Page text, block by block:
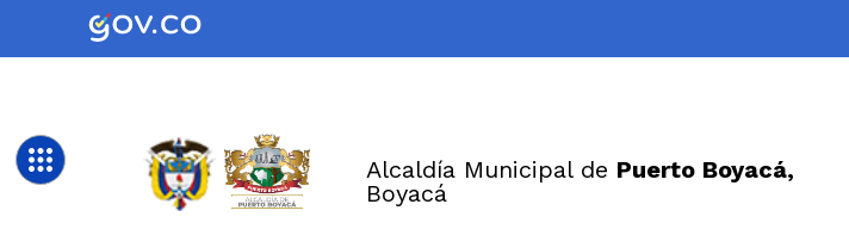
Alcaldía Municipal de Puerto Boyacá,
Boyacá